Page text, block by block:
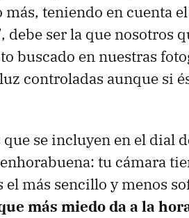
teniendo en cuenta
debe ser la que nosotros
buscado en nuestras
controladas aunque si
que se incluyen en el dial
tu cámara
el más sencillo y menos
más miedo da a la